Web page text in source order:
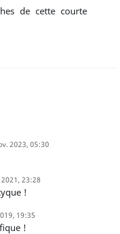
de cette courte
2023, 05:30
23:28
!
19:35
!